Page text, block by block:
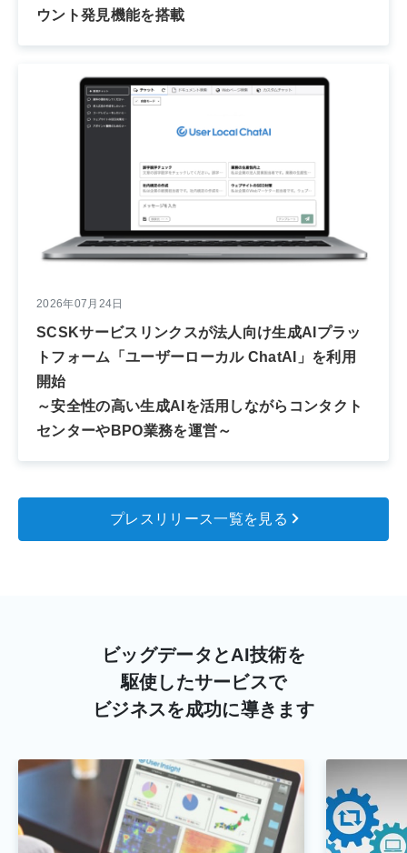
ウント発見機能を搭載
2026年07月24日
SCSKサービスリンクスが法人向け生成AIプラッ
トフォーム「ユーザーローカル ChatAI」を利用
開始
～安全性の高い生成AIを活用しながらコンタクト
センターやBPO業務を運営～
プレスリリース一覧を見る
ビッグデータとAI技術を
駆使したサービスで
ビジネスを成功に導きます